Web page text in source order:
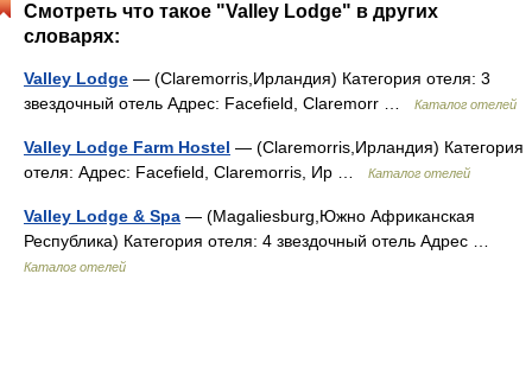
Смотреть что такое "Valley Lodge" в других
словарях:
Valley Lodge — (Claremorris,Ирландия) Категория отеля: 3
звездочный отель Адрес: Facefield, Claremorr …
Каталог отелей
Valley Lodge Farm Hostel — (Claremorris,Ирландия) Категория
отеля: Адрес: Facefield, Claremorris, Ир …
Каталог отелей
Valley Lodge & Spa — (Magaliesburg,Южно Африканская
Республика) Категория отеля: 4 звездочный отель Адрес …
Каталог отелей